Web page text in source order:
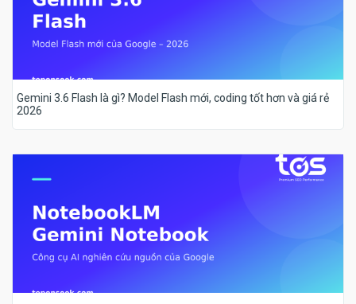
Gemini 3.6 Flash là gì? Model Flash mới, coding tốt hơn và giá rẻ
2026